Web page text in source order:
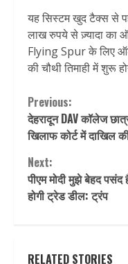
यह सिस्टम खुद टैक्स से
लाख रुपये से ज़्यादा का
Flying Spur के लिए
की चौथी तिमाही में शुरू
Continue
Reading
Previous:
देहरादून DAV कॉलेज
खिलाफ कोर्ट में दाखिल
Next:
पीएम मोदी मुझे बेहद
होगी ट्रेड डील: ट्रंप
RELATED STORIES